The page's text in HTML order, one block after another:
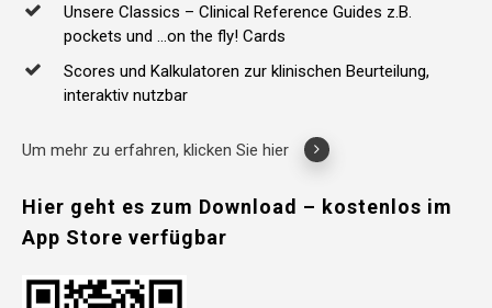
Unsere Classics – Clinical Reference Guides z.B.
pockets und …on the fly! Cards
Scores und Kalkulatoren zur klinischen Beurteilung,
interaktiv nutzbar
Um mehr zu erfahren, klicken Sie hier
Hier geht es zum Download – kostenlos im
App Store verfügbar